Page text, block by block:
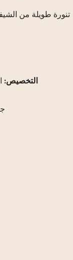
تنورة طويلة من
التخصيص: